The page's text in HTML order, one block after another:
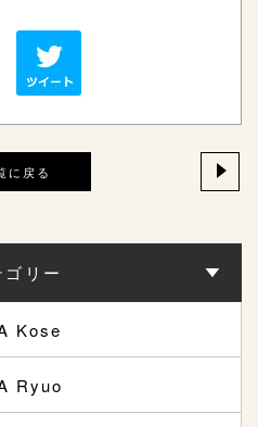
に戻る
ゴリー
Kose
Ryuo